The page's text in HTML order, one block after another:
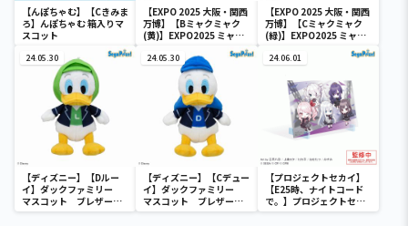
【んぽちゃむ】【Cきみま
ろ】んぽちゃむ 箱入りマ
スコット
【EXPO 2025 大阪・関西
万博】【Bミャクミャク
(黄)】EXPO2025 ミャク
ミャク カラフルスクイー
ズマスコット
【EXPO 2025 大阪・関西
万博】【Cミャクミャク
(緑)】EXPO2025 ミャク
ミャク カラフルスクイー
ズマスコット
24.05.30
【ディズニー】【Dルー
イ】ダックファミリー
マスコット ブレザーコ
スチューム
24.05.30
【ディズニー】【Cデュー
イ】ダックファミリー
マスコット ブレザーコ
スチューム
24.06.01
【プロジェクトセカイ】
【E25時、ナイトコード
で。】プロジェクトセカ
イ カラフルステージ！